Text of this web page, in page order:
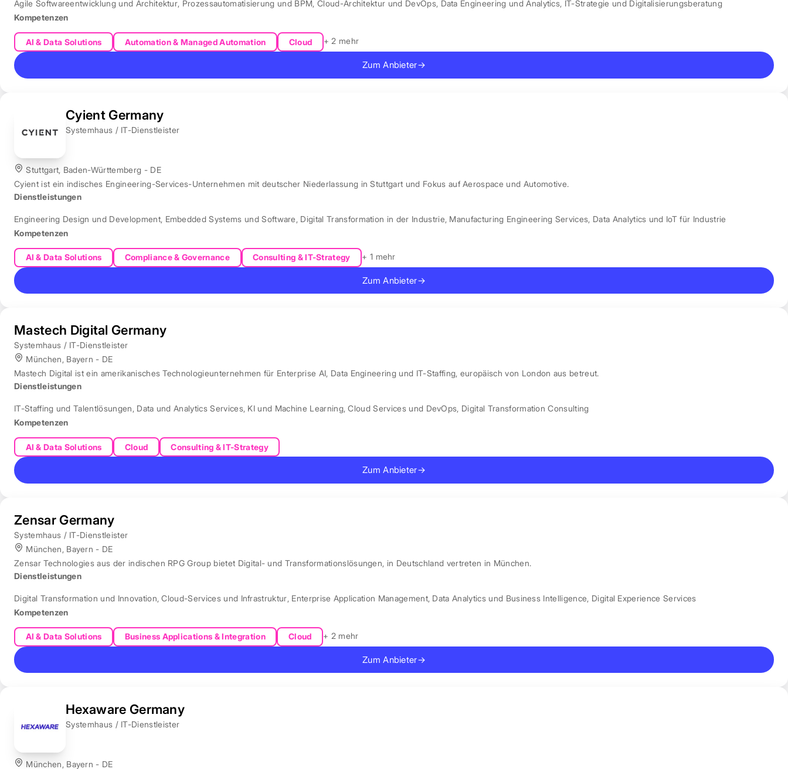
Agile Softwareentwicklung und Architektur, Prozessautomatisierung und BPM, Cloud-Architektur und DevOps, Data Engineering und Analytics, IT-Strategie und Digitalisierungsberatung
Kompetenzen
AI & Data Solutions Automation & Managed Automation Cloud + 2 mehr
Zum Anbieter→
Cyient Germany
Systemhaus / IT-Dienstleister
Stuttgart, Baden-Württemberg - DE
Cyient ist ein indisches Engineering-Services-Unternehmen mit deutscher Niederlassung in Stuttgart und Fokus auf Aerospace und Automotive.
Dienstleistungen
Engineering Design und Development, Embedded Systems und Software, Digital Transformation in der Industrie, Manufacturing Engineering Services, Data Analytics und IoT für Industrie
Kompetenzen
AI & Data Solutions Compliance & Governance Consulting & IT-Strategy + 1 mehr
Zum Anbieter→
Mastech Digital Germany
Systemhaus / IT-Dienstleister
München, Bayern - DE
Mastech Digital ist ein amerikanisches Technologieunternehmen für Enterprise AI, Data Engineering und IT-Staffing, europäisch von London aus betreut.
Dienstleistungen
IT-Staffing und Talentlösungen, Data und Analytics Services, KI und Machine Learning,Cloud Services und DevOps, Digital Transformation Consulting
Kompetenzen
AI & Data Solutions Cloud Consulting & IT-Strategy
Zum Anbieter→
Zensar Germany
Systemhaus / IT-Dienstleister
München, Bayern - DE
Zensar Technologies aus der indischen RPG Group bietet Digital- und Transformationslösungen, in Deutschland vertreten in München.
Dienstleistungen
Digital Transformation und Innovation,Cloud-Services und Infrastruktur, Enterprise Application Management, Data Analytics und Business Intelligence, Digital Experience Services
Kompetenzen
AI & Data Solutions Business Applications & Integration Cloud + 2 mehr
Zum Anbieter→
Hexaware Germany
Systemhaus / IT-Dienstleister
München, Bayern - DE